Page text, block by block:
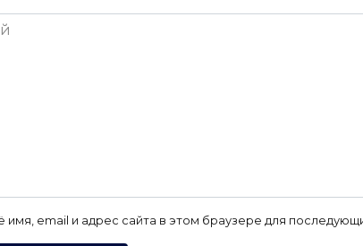
имя, email и адрес сайта в этом браузере для